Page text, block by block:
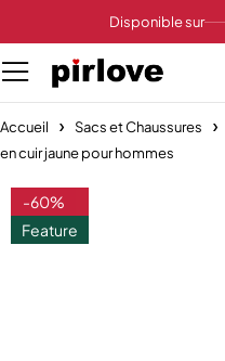
Disponible sur
Accueil Sacs et Chaussures
en cuir jaune pour hommes
-60%
Feature